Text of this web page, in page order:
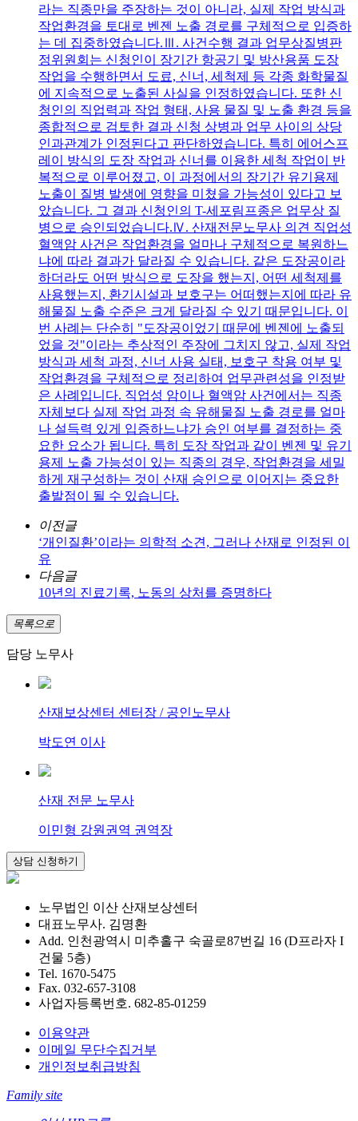
라는 직종만을 주장하는 것이 아니라, 실제 작업 방식과
작업환경을 토대로 벤젠 노출 경로를 구체적으로 입증하
는 데 집중하였습니다.Ⅲ. 사건수행 결과 업무상질병판
정위원회는 신청인이 장기간 항공기 및 방산용품 도장
작업을 수행하면서 도료, 신너, 세척제 등 각종 화학물질
에 지속적으로 노출된 사실을 인정하였습니다. 또한 신
청인의 직업력과 작업 형태, 사용 물질 및 노출 환경 등을
종합적으로 검토한 결과 신청 상병과 업무 사이의 상당
인과관계가 인정된다고 판단하였습니다. 특히 에어스프
레이 방식의 도장 작업과 신너를 이용한 세척 작업이 반
복적으로 이루어졌고, 이 과정에서의 장기간 유기용제
노출이 질병 발생에 영향을 미쳤을 가능성이 있다고 보
았습니다. 그 결과 신청인의 T-세포림프종은 업무상 질
병으로 승인되었습니다.Ⅳ. 산재전문노무사 의견 직업성
혈액암 사건은 작업환경을 얼마나 구체적으로 복원하느
냐에 따라 결과가 달라질 수 있습니다. 같은 도장공이라
하더라도 어떤 방식으로 도장을 했는지, 어떤 세척제를
사용했는지, 환기시설과 보호구는 어떠했는지에 따라 유
해물질 노출 수준은 크게 달라질 수 있기 때문입니다. 이
번 사례는 단순히 "도장공이었기 때문에 벤젠에 노출되
었을 것"이라는 추상적인 주장에 그치지 않고, 실제 작업
방식과 세척 과정, 신너 사용 실태, 보호구 착용 여부 및
작업환경을 구체적으로 정리하여 업무관련성을 인정받
은 사례입니다. 직업성 암이나 혈액암 사건에서는 직종
자체보다 실제 작업 과정 속 유해물질 노출 경로를 얼마
나 설득력 있게 입증하느냐가 승인 여부를 결정하는 중
요한 요소가 됩니다. 특히 도장 작업과 같이 벤젠 및 유기
용제 노출 가능성이 있는 직종의 경우, 작업환경을 세밀
하게 재구성하는 것이 산재 승인으로 이어지는 중요한
출발점이 될 수 있습니다.
이전글
‘개인질환’이라는 의학적 소견, 그러나 산재로 인정된 이
유
다음글
10년의 진료기록, 노동의 상처를 증명하다
목록으로
담당 노무사
산재보상센터 센터장 / 공인노무사
박도연 이사
산재 전문 노무사
이민형 강원권역 권역장
노무법인 이산 산재보상센터
대표노무사. 김명환
Add. 인천광역시 미추홀구 숙골로87번길 16 (D프라자 I
건물 5층)
Tel. 1670-5475
Fax. 032-657-3108
사업자등록번호. 682-85-01259
이용약관
이메일 무단수집거부
개인정보취급방침
Family site